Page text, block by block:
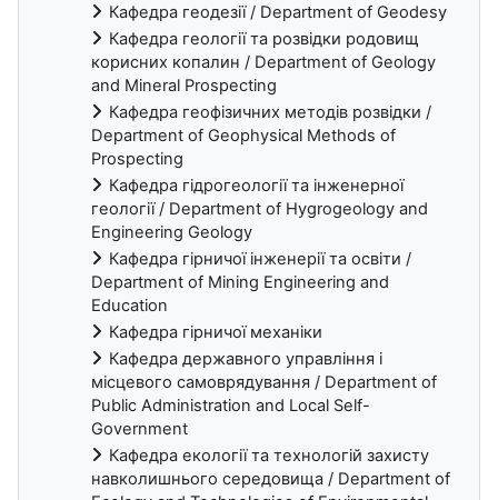
Кафедра геодезії / Department of Geodesy
Кафедра геології та розвідки родовищ
корисних копалин / Department of Geology
and Mineral Prospecting
Кафедра геофізичних методів розвідки /
Department of Geophysical Methods of
Prospecting
Кафедра гідрогеології та інженерної
геології / Department of Hygrogeology and
Engineering Geology
Кафедра гірничої інженерії та освіти /
Department of Mining Engineering and
Education
Кафедра гірничої механіки
Кафедра державного управління і
місцевого самоврядування / Department of
Public Administration and Local Self-
Government
Кафедра екології та технологій захисту
навколишнього середовища / Department of